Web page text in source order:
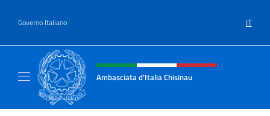
Governo Italiano IT
Intestazione sito, social e menù
Ambasciata d'Italia Chisinau